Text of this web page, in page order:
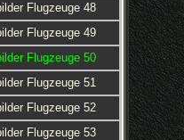
Flugzeuge 48
Flugzeuge 49
Flugzeuge 50
Flugzeuge 51
Flugzeuge 52
Flugzeuge 53